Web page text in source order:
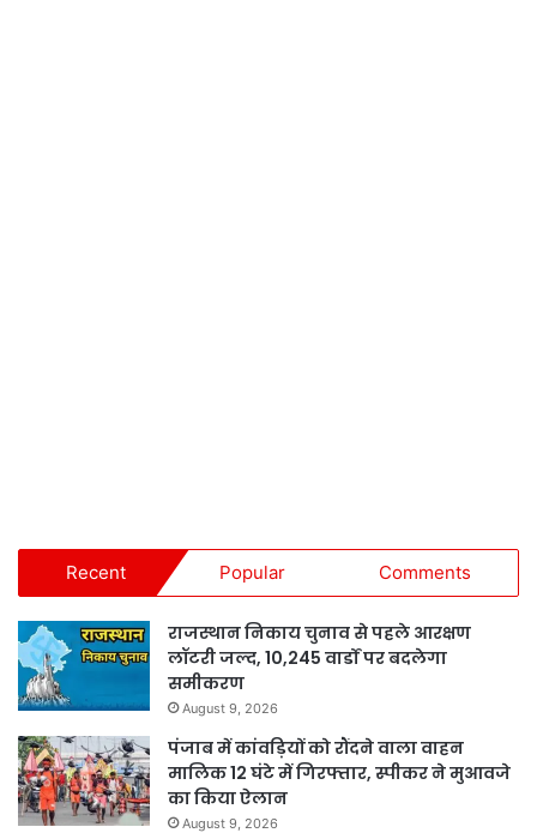
Recent Popular Comments
राजस्थान निकाय चुनाव से पहले आरक्षण
लॉटरी जल्द, 10,245 वार्डों पर बदलेगा
समीकरण
August 9, 2026
पंजाब में कांवड़ियों को रौंदने वाला वाहन
मालिक 12 घंटे में गिरफ्तार, स्पीकर ने मुआवजे
का किया ऐलान
August 9, 2026